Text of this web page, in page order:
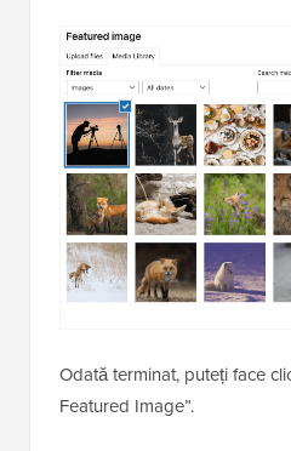
Odată terminat, puteți face
Featured Image”.